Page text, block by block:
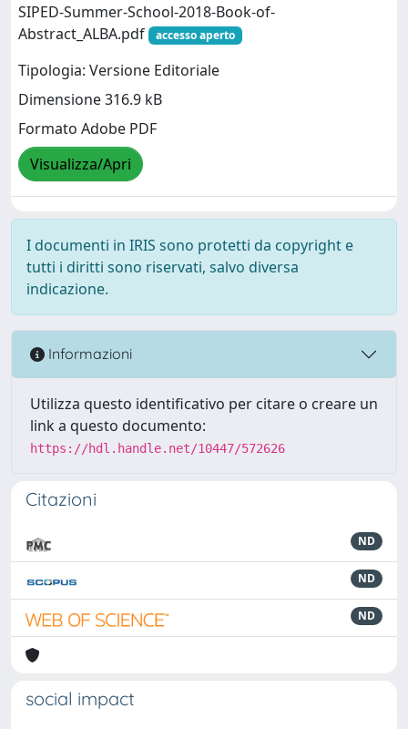
SIPED-Summer-School-2018-Book-of-
Abstract_ALBA.pdf
accesso aperto
Tipologia: Versione Editoriale
Dimensione 316.9 kB
Formato Adobe PDF
Visualizza/Apri
I documenti in IRIS sono protetti da copyright e
tutti i diritti sono riservati, salvo diversa
indicazione.
Informazioni
Utilizza questo identificativo per citare o creare un
link a questo documento:
https://hdl.handle.net/10447/572626
Citazioni
ND
ND
ND
social impact